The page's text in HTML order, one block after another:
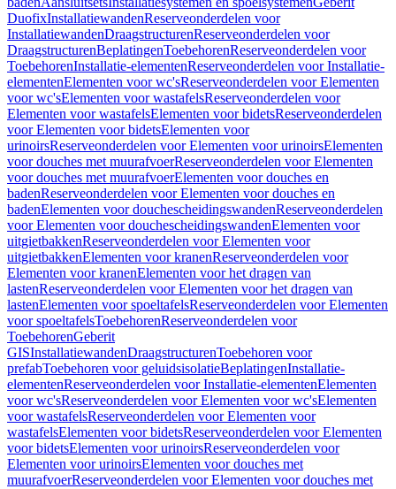
DuofixInstallatiewandenReserveonderdelen voor
InstallatiewandenDraagstructurenReserveonderdelen voor
DraagstructurenBeplatingenToebehorenReserveonderdelen voor
ToebehorenInstallatie-elementenReserveonderdelen voor Installatie-
elementenElementen voor wc'sReserveonderdelen voor Elementen
voor wc'sElementen voor wastafelsReserveonderdelen voor
Elementen voor wastafelsElementen voor bidetsReserveonderdelen
voor Elementen voor bidetsElementen voor
urinoirsReserveonderdelen voor Elementen voor urinoirsElementen
voor douches met muurafvoerReserveonderdelen voor Elementen
voor douches met muurafvoerElementen voor douches en
badenReserveonderdelen voor Elementen voor douches en
badenElementen voor douchescheidingswandenReserveonderdelen
voor Elementen voor douchescheidingswandenElementen voor
uitgietbakkenReserveonderdelen voor Elementen voor
uitgietbakkenElementen voor kranenReserveonderdelen voor
Elementen voor kranenElementen voor het dragen van
lastenReserveonderdelen voor Elementen voor het dragen van
lastenElementen voor spoeltafelsReserveonderdelen voor Elementen
voor spoeltafelsToebehorenReserveonderdelen voor
ToebehorenGeberit
GISInstallatiewandenDraagstructurenToebehoren voor
prefabToebehoren voor geluidsisolatieBeplatingenInstallatie-
elementenReserveonderdelen voor Installatie-elementenElementen
voor wc'sReserveonderdelen voor Elementen voor wc'sElementen
voor wastafelsReserveonderdelen voor Elementen voor
wastafelsElementen voor bidetsReserveonderdelen voor Elementen
voor bidetsElementen voor urinoirsReserveonderdelen voor
Elementen voor urinoirsElementen voor douches met
muurafvoerReserveonderdelen voor Elementen voor douches met